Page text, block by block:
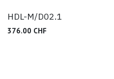
HDL-M/D02.1
376.00 CHF